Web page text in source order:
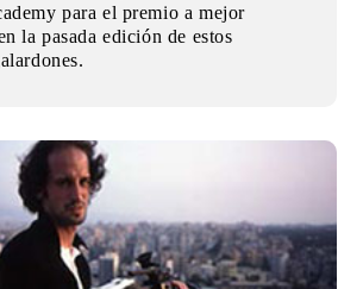
para el premio a mejor
la pasada edición de estos